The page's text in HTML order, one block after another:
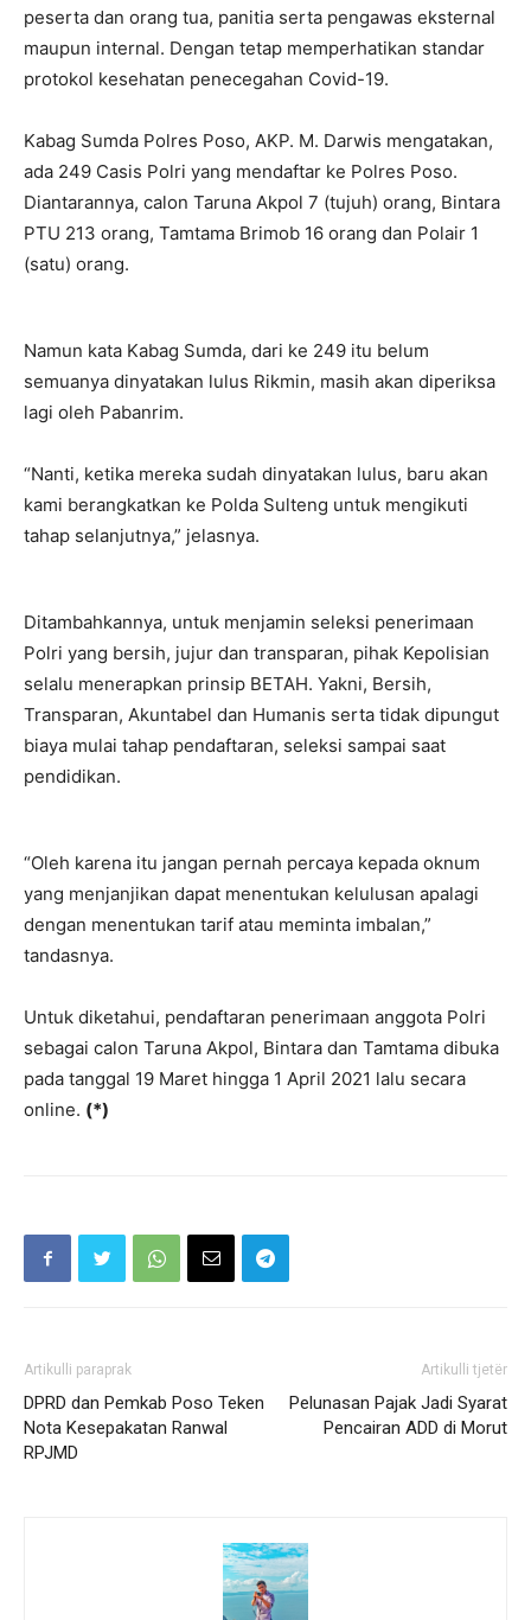
peserta dan orang tua, panitia serta pengawas eksternal
maupun internal. Dengan tetap memperhatikan standar
protokol kesehatan penecegahan Covid-19.
Kabag Sumda Polres Poso, AKP. M. Darwis mengatakan,
ada 249 Casis Polri yang mendaftar ke Polres Poso.
Diantarannya, calon Taruna Akpol 7 (tujuh) orang, Bintara
PTU 213 orang, Tamtama Brimob 16 orang dan Polair 1
(satu) orang.
Namun kata Kabag Sumda, dari ke 249 itu belum
semuanya dinyatakan lulus Rikmin, masih akan diperiksa
lagi oleh Pabanrim.
“Nanti, ketika mereka sudah dinyatakan lulus, baru akan
kami berangkatkan ke Polda Sulteng untuk mengikuti
tahap selanjutnya,” jelasnya.
Ditambahkannya, untuk menjamin seleksi penerimaan
Polri yang bersih, jujur dan transparan, pihak Kepolisian
selalu menerapkan prinsip BETAH. Yakni, Bersih,
Transparan, Akuntabel dan Humanis serta tidak dipungut
biaya mulai tahap pendaftaran, seleksi sampai saat
pendidikan.
“Oleh karena itu jangan pernah percaya kepada oknum
yang menjanjikan dapat menentukan kelulusan apalagi
dengan menentukan tarif atau meminta imbalan,”
tandasnya.
Untuk diketahui, pendaftaran penerimaan anggota Polri
sebagai calon Taruna Akpol, Bintara dan Tamtama dibuka
pada tanggal 19 Maret hingga 1 April 2021 lalu secara
online. (*)
Artikulli paraprak
DPRD dan Pemkab Poso Teken
Nota Kesepakatan Ranwal
RPJMD
Artikulli tjetër
Pelunasan Pajak Jadi Syarat
Pencairan ADD di Morut